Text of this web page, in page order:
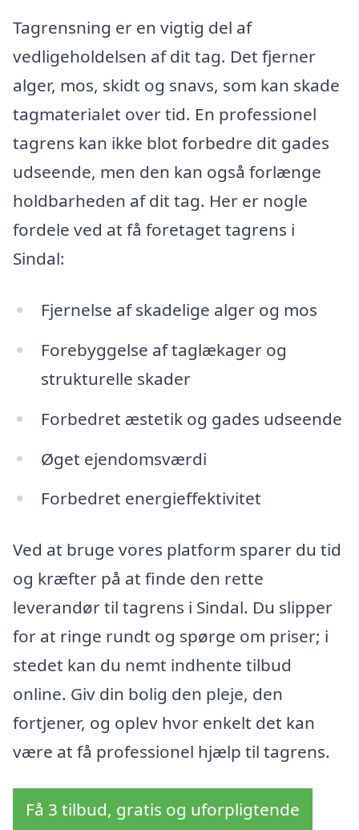
Tagrensning er en vigtig del af
vedligeholdelsen af dit tag. Det fjerner
alger, mos, skidt og snavs, som kan skade
tagmaterialet over tid. En professionel
tagrens kan ikke blot forbedre dit gades
udseende, men den kan også forlænge
holdbarheden af dit tag. Her er nogle
fordele ved at få foretaget tagrens i
Sindal:
Fjernelse af skadelige alger og mos
Forebyggelse af taglækager og
strukturelle skader
Forbedret æstetik og gades udseende
Øget ejendomsværdi
Forbedret energieffektivitet
Ved at bruge vores platform sparer du tid
og kræfter på at finde den rette
leverandør til tagrens i Sindal. Du slipper
for at ringe rundt og spørge om priser; i
stedet kan du nemt indhente tilbud
online. Giv din bolig den pleje, den
fortjener, og oplev hvor enkelt det kan
være at få professionel hjælp til tagrens.
Få 3 tilbud, gratis og uforpligtende